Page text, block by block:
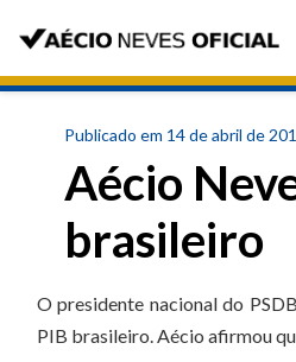
Publicado em 14 de abril de
Aécio
brasileiro
O presidente nacional do
PIB brasileiro. Aécio afirmou